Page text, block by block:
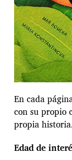
En cada
con su propio
propia
Edad de